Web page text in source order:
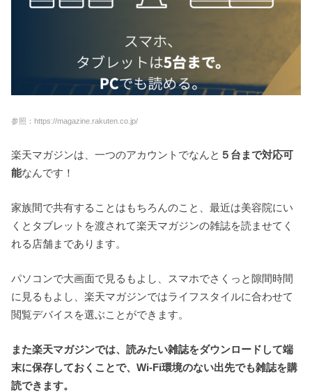
参照：https://magazine.rakuten.co.jp/
楽天マガジンは、一つのアカウントでなんと ５台まで対応可
能なんです！
家族間で共有することはもちろんのこと、最近は美容院にい
くとタブレットを渡されて楽天マガジンの雑誌を読ませてく
れる店舗まであります。
パソコンで大画面で見るもよし、スマホでさくっと隙間時間
に見るもよし、楽天マガジンではライフスタイルに合わせて
閲覧デバイスを選ぶことができます。
また楽天マガジンでは、読みたい雑誌をダウンロードして端
末に保存しておくことで、Wi-Fi環境のない出先でも雑誌を購
読できます。